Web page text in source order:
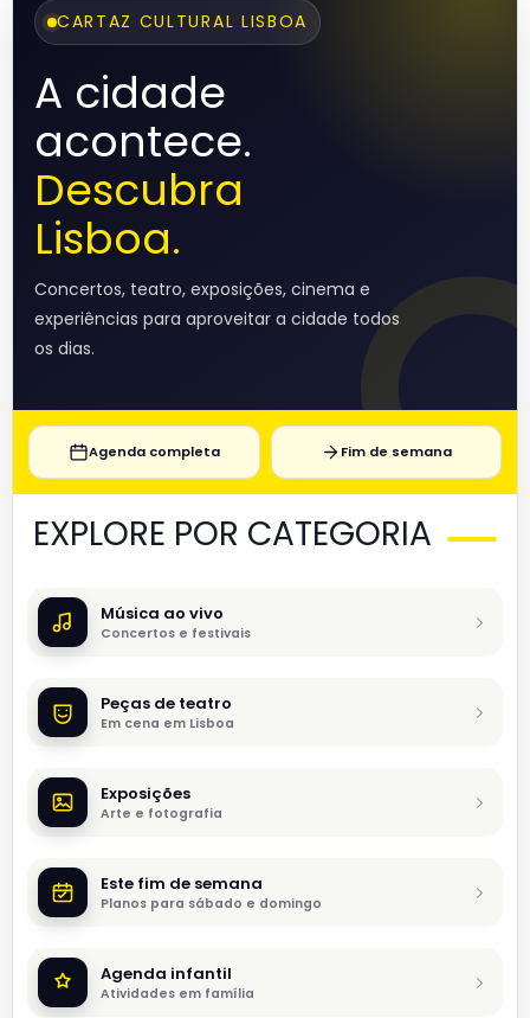
CARTAZ CULTURAL LISBOA
A cidade
acontece.
Descubra
Lisboa.
Concertos, teatro, exposições, cinema e
experiências para aproveitar a cidade todos
os dias.
Agenda completa Fim de semana
EXPLORE POR CATEGORIA
Música ao vivo
Concertos e festivais
Peças de teatro
Em cena em Lisboa
Exposições
Arte e fotografia
Este fim de semana
Planos para sábado e domingo
Agenda infantil
Atividades em família